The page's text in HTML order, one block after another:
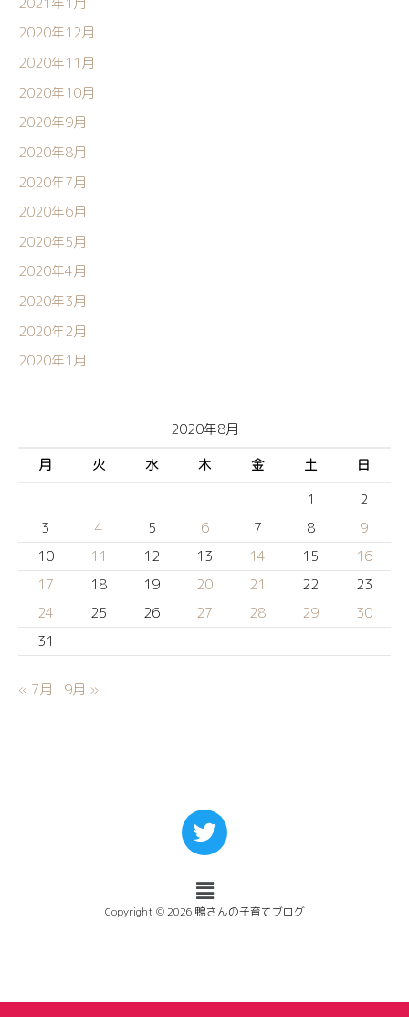
2020年12月
2020年11月
2020年10月
2020年9月
2020年8月
2020年7月
2020年6月
2020年5月
2020年4月
2020年3月
2020年2月
2020年1月
2020年8月
月
火 水 木 金 土
日
1
2
3
4 5 6 7 8
9
10
11 12 13 14 15
16
17
18 19 20 21 22
23
24
25 26 27 28 29
30
31
« 7月 9月 »
Copyright © 2026 鴨さんの子育てブログ